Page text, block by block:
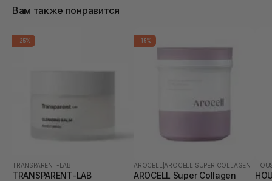
Вам также понравится
-25%
TRANSPARENT-LAB
TRANSPARENT-LAB
-15%
AROCELL AROCELL SUPER COLLAGEN
AROCELL Super Collagen